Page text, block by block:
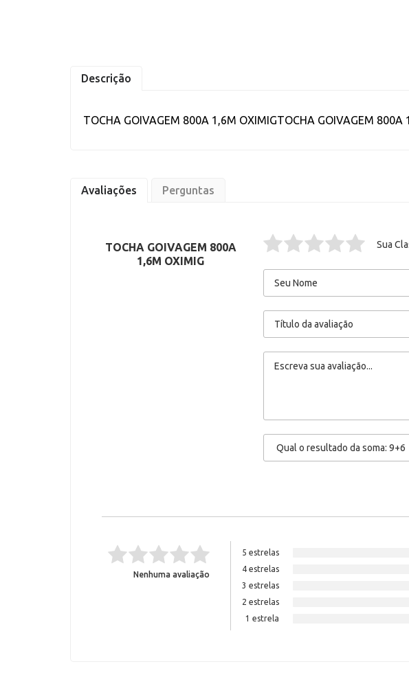
Descrição
TOCHA GOIVAGEM 800A 1,6M OXIMIGTOCHA GOIVAGEM
Avaliações Perguntas
TOCHA GOIVAGEM 800A
1,6M OXIMIG
Sua
Nenhuma avaliação
5 estrelas
4 estrelas
3 estrelas
2 estrelas
1 estrela